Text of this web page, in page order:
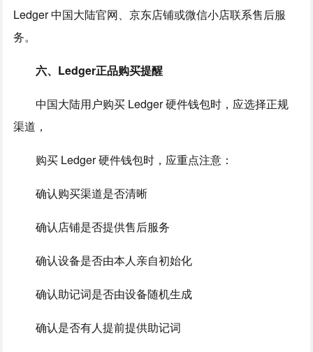
Ledger 中国大陆官网、京东店铺或微信小店联系售后服
务。
六、Ledger正品购买提醒
中国大陆用户购买 Ledger 硬件钱包时，应选择正规
渠道，
购买 Ledger 硬件钱包时，应重点注意：
确认购买渠道是否清晰
确认店铺是否提供售后服务
确认设备是否由本人亲自初始化
确认助记词是否由设备随机生成
确认是否有人提前提供助记词